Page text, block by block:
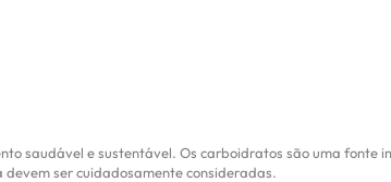
saudável e sustentável. Os carboidratos são uma
devem ser cuidadosamente consideradas.